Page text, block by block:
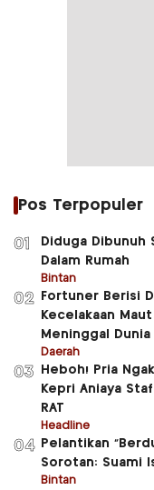
Pos Terpopuler
01
Diduga Dibunuh
Dalam Rumah
Bintan
02
Fortuner Berisi
Kecelakaan
Meninggal Dunia
Daerah
03
Heboh! Pria
Kepri Aniaya
RAT
Headline
04
Pelantikan
Sorotan: Suami
Bintan